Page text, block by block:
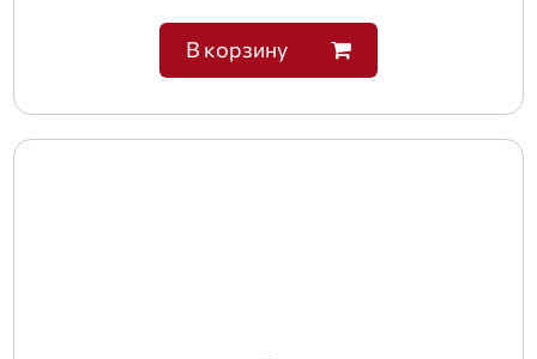
В корзину